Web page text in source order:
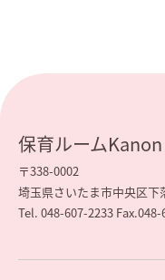
保育ルームKanon
〒338-0002
埼玉県さいたま市中央区下
Tel. 048-607-2233